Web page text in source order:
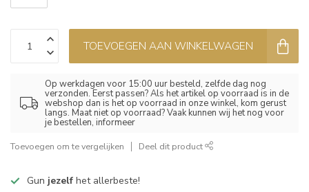
TOEVOEGEN AAN WINKELWAGEN
Op werkdagen voor 15:00 uur besteld, zelfde dag nog
verzonden. Eerst passen? Als het artikel op voorraad is in de
webshop dan is het op voorraad in onze winkel, kom gerust
langs. Maat niet op voorraad? Vaak kunnen wij het nog voor
je bestellen, informeer
Toevoegen om te vergelijken Deel dit product
Gun jezelf het allerbeste!